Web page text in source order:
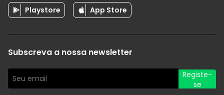
Playstore App Store
Subscreva a nossa newsletter
Registe-
se